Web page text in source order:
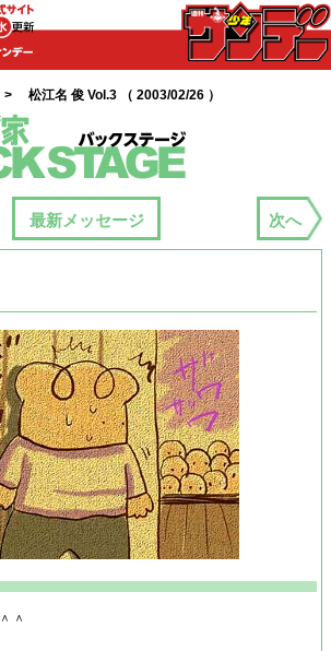
WEBサンデー
> 松江名 俊 Vol.3 （ 2003/02/26 ）
ージ
最新メッセージ 次へ
＾